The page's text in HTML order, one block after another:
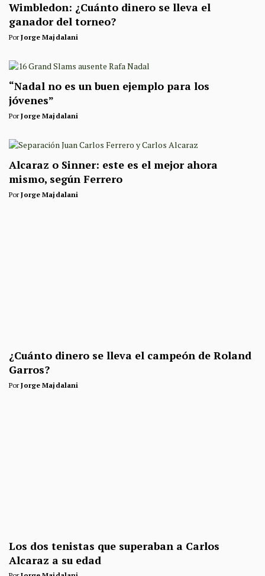
Wimbledon: ¿Cuánto dinero se lleva el
ganador del torneo?
PorJorge Majdalani
“Nadal no es un buen ejemplo para los
jóvenes”
PorJorge Majdalani
Alcaraz o Sinner: este es el mejor ahora
mismo, según Ferrero
PorJorge Majdalani
¿Cuánto dinero se lleva el campeón de Roland
Garros?
PorJorge Majdalani
Los dos tenistas que superaban a Carlos
Alcaraz a su edad